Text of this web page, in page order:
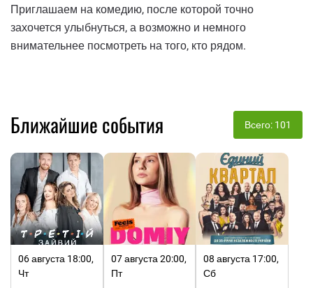
Приглашаем на комедию, после которой точно
захочется улыбнуться, а возможно и немного
внимательнее посмотреть на того, кто рядом.
Ближайшие события Всего: 101
06 августа 18:00,
Чт
07 августа 20:00,
Пт
08 августа 17:00,
Сб